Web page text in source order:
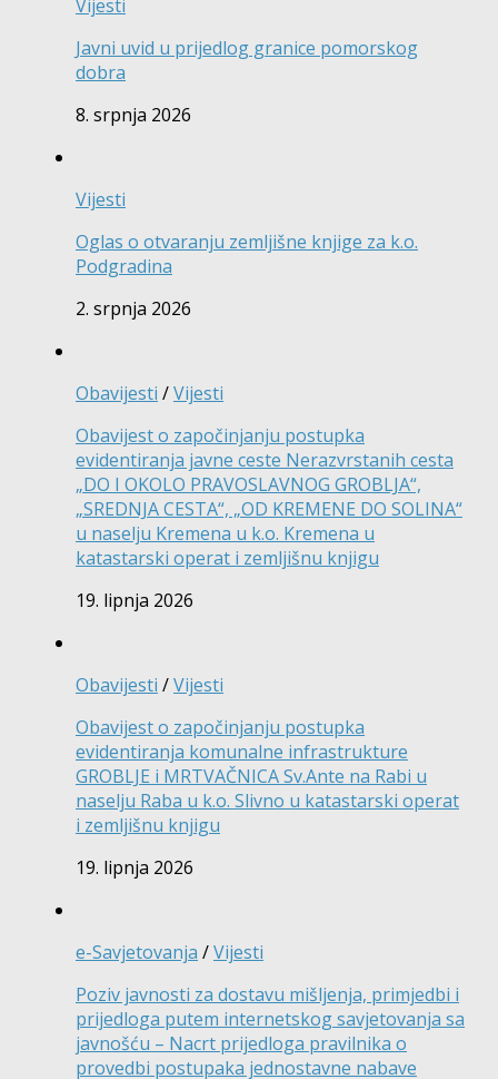
Vijesti
Javni uvid u prijedlog granice pomorskog
dobra
8. srpnja 2026
Vijesti
Oglas o otvaranju zemljišne knjige za k.o.
Podgradina
2. srpnja 2026
Obavijesti /Vijesti
Obavijest o započinjanju postupka
evidentiranja javne ceste Nerazvrstanih cesta
„DO I OKOLO PRAVOSLAVNOG GROBLJA“,
„SREDNJA CESTA“, „OD KREMENE DO SOLINA“
u naselju Kremena u k.o. Kremena u
katastarski operat i zemljišnu knjigu
19. lipnja 2026
Obavijesti /Vijesti
Obavijest o započinjanju postupka
evidentiranja komunalne infrastrukture
GROBLJE i MRTVAČNICA Sv.Ante na Rabi u
naselju Raba u k.o. Slivno u katastarski operat
i zemljišnu knjigu
19. lipnja 2026
e-Savjetovanja /Vijesti
Poziv javnosti za dostavu mišljenja, primjedbi i
prijedloga putem internetskog savjetovanja sa
javnošću – Nacrt prijedloga pravilnika o
provedbi postupaka jednostavne nabave